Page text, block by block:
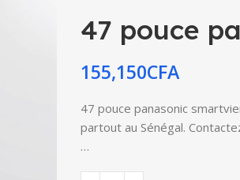
47 pouce
155,150CFA
47 pouce panasonic
partout au Sénégal.
…